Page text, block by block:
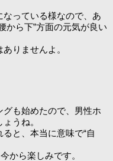
っている様なので、あ
から下”方面の元気が良い
りませんよ。
も始めたので、男性ホ
うね。
と、本当に意味で“自
から楽しみです。